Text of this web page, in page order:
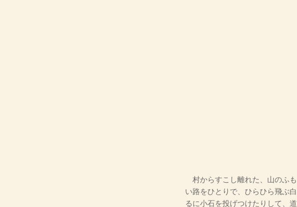
村からすこし離れた、山のふ
い路をひとりで、ひらひら飛ぶ
るに小石を投げつけたりして、